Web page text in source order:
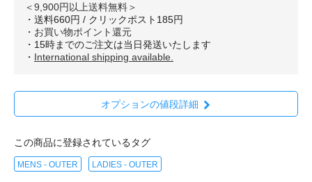
＜9,900円以上送料無料＞
・送料660円 / クリックポスト185円
・ お買い物ポイント還元
・15時までのご注文は当日発送いたします
・ International shipping available.
オプションの値段詳細
この商品に登録されているタグ
MENS - OUTER LADIES - OUTER